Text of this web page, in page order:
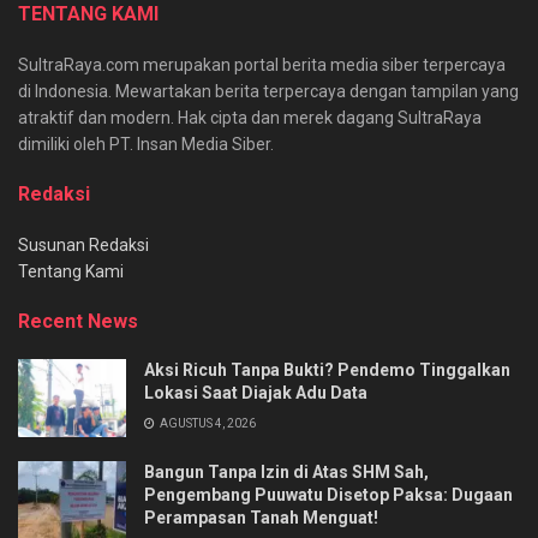
TENTANG KAMI
SultraRaya.com merupakan portal berita media siber terpercaya
di Indonesia. Mewartakan berita terpercaya dengan tampilan yang
atraktif dan modern. Hak cipta dan merek dagang SultraRaya
dimiliki oleh PT. Insan Media Siber.
Redaksi
Susunan Redaksi
Tentang Kami
Recent News
Aksi Ricuh Tanpa Bukti? Pendemo Tinggalkan
Lokasi Saat Diajak Adu Data
AGUSTUS 4, 2026
Bangun Tanpa Izin di Atas SHM Sah,
Pengembang Puuwatu Disetop Paksa: Dugaan
Perampasan Tanah Menguat!